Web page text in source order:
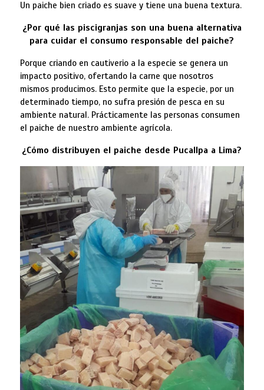
Un paiche bien criado es suave y tiene una buena textura.
¿Por qué las piscigranjas son una buena alternativa
para cuidar el consumo responsable del paiche?
Porque criando en cautiverio a la especie se genera un
impacto positivo, ofertando la carne que nosotros
mismos producimos. Esto permite que la especie, por un
determinado tiempo, no sufra presión de pesca en su
ambiente natural. Prácticamente las personas consumen
el paiche de nuestro ambiente agrícola.
¿Cómo distribuyen el paiche desde Pucallpa a Lima?